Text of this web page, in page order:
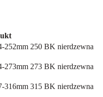
252mm 250 BK nierdzewna
273mm 273 BK nierdzewna
316mm 315 BK nierdzewna